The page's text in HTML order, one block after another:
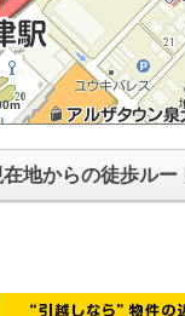
地からの徒歩ルー